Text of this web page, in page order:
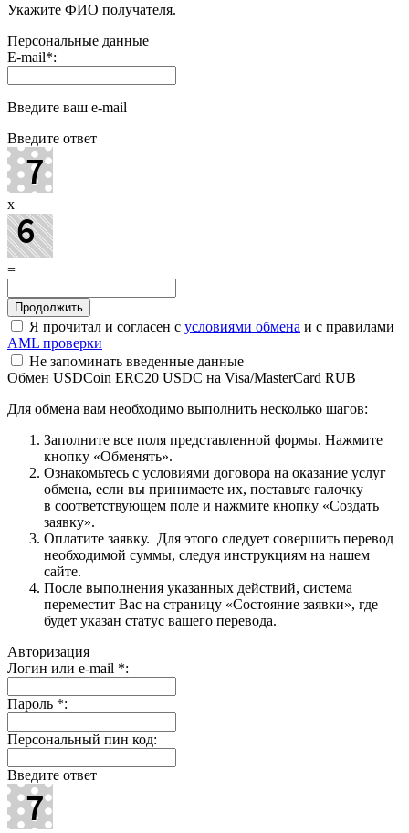
Укажите ФИО получателя.
Персональные данные
E-mail*:
Введите ваш e-mail
Введите ответ
x
=
Я прочитал и согласен с условиями обмена и с правилами
AML проверки
Не запоминать введенные данные
Обмен USDCoin ERC20 USDC на Visa/MasterCard RUB
Для обмена вам необходимо выполнить несколько шагов:
Заполните все поля представленной формы. Нажмите
кнопку «Обменять».
Ознакомьтесь с условиями договора на оказание услуг
обмена, если вы принимаете их, поставьте галочку
в соответствующем поле и нажмите кнопку «Создать
заявку».
Оплатите заявку. Для этого следует совершить перевод
необходимой суммы, следуя инструкциям на нашем
сайте.
После выполнения указанных действий, система
переместит Вас на страницу «Состояние заявки», где
будет указан статус вашего перевода.
Авторизация
Логин или e-mail *:
Пароль *:
Персональный пин код:
Введите ответ